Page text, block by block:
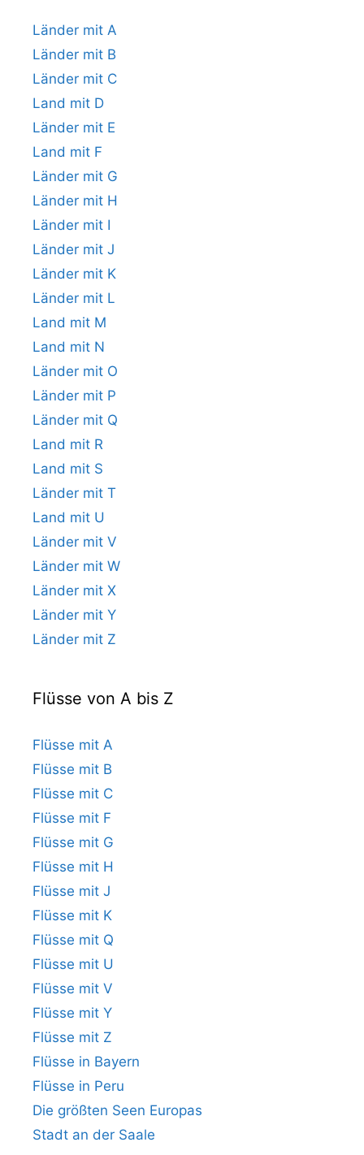
Länder mit A
Länder mit B
Länder mit C
Land mit D
Länder mit E
Land mit F
Länder mit G
Länder mit H
Länder mit I
Länder mit J
Länder mit K
Länder mit L
Land mit M
Land mit N
Länder mit O
Länder mit P
Länder mit Q
Land mit R
Land mit S
Länder mit T
Land mit U
Länder mit V
Länder mit W
Länder mit X
Länder mit Y
Länder mit Z
Flüsse von A bis Z
Flüsse mit A
Flüsse mit B
Flüsse mit C
Flüsse mit F
Flüsse mit G
Flüsse mit H
Flüsse mit J
Flüsse mit K
Flüsse mit Q
Flüsse mit U
Flüsse mit V
Flüsse mit Y
Flüsse mit Z
Flüsse in Bayern
Flüsse in Peru
Die größten Seen Europas
Stadt an der Saale